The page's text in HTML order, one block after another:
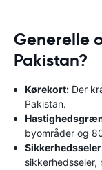
Generelle
Pakistan?
Kørekort: Der
Pakistan.
byområder og
sikkerhedsseler,